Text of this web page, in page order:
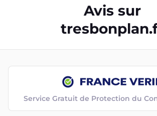
Avis sur
Service Gratuit de Protection du